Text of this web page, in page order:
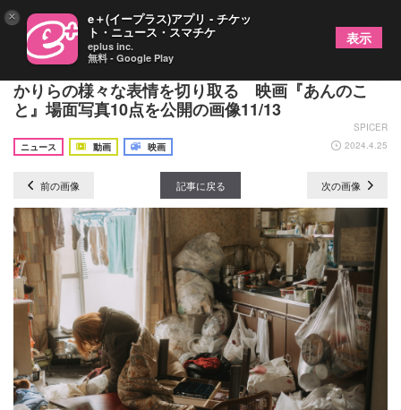
河合優実、佐藤二朗、稲垣吾郎、河井青葉、早見あ
かりらの様々な表情を切り取る 映画『あんのこ
と』場面写真10点を公開の画像11/13
SPICER
ニュース
動画 映画 2024.4.25
前の画像 記事に戻る 次の画像
× e＋(イープラス)アプリ - チケッ
ト・ニュース・スマチケ
eplus inc.
無料 - Google Play
表示